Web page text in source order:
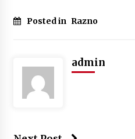
Posted in Razno
admin